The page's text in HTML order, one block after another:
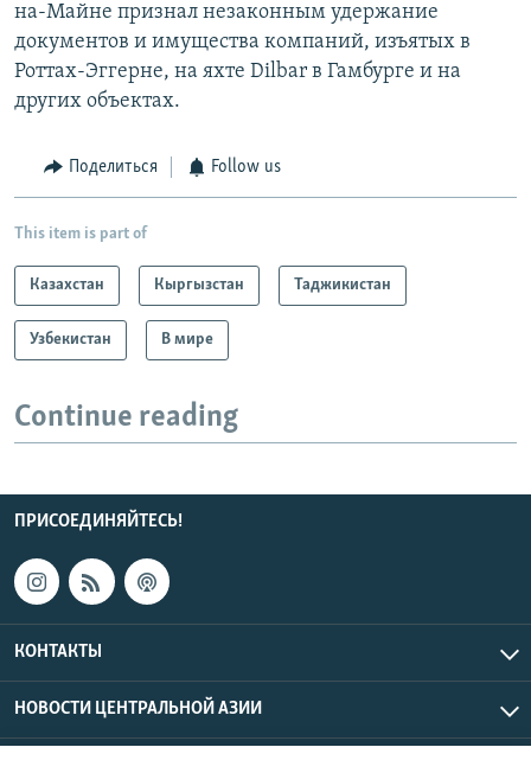
на-Майне признал незаконным удержание
документов и имущества компаний, изъятых в
Роттах-Эггерне, на яхте Dilbar в Гамбурге и на
других объектах.
Поделиться Follow us
This item is part of
Казахстан Кыргызстан Таджикистан
Узбекистан В мире
Continue reading
ПРИСОЕДИНЯЙТЕСЬ!
КОНТАКТЫ
НОВОСТИ ЦЕНТРАЛЬНОЙ АЗИИ